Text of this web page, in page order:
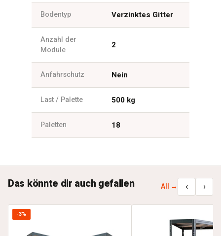
Bodentyp Verzinktes Gitter
Anzahl der
Module
2
Anfahrschutz Nein
Last / Palette 500 kg
Paletten 18
Das könnte dir auch gefallen All → ‹ ›
-3%